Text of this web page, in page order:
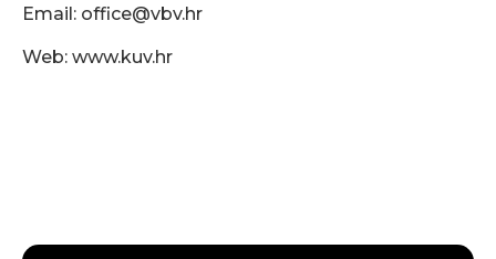
Email: office@vbv.hr
Web: www.kuv.hr